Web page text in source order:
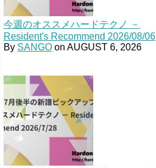
今週のオススメハードテクノ －
Resident's Recommend 2026/08/06
By SANGO on AUGUST 6, 2026